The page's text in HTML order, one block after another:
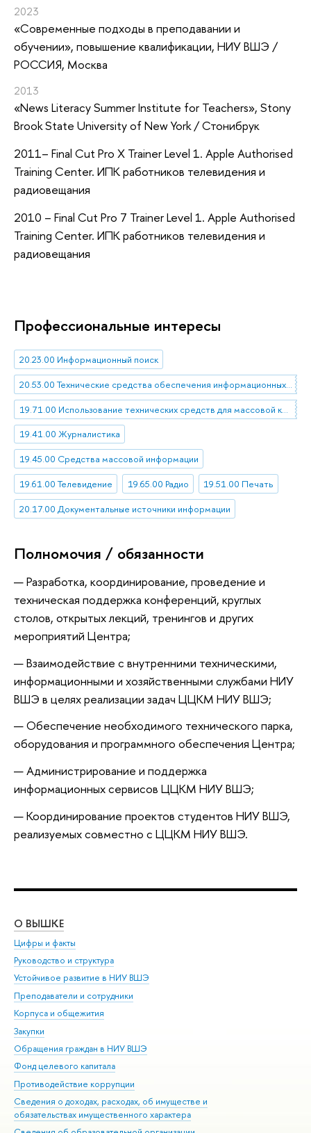
2023
«Современные подходы в преподавании и
обучении», повышение квалификации, НИУ ВШЭ /
РОССИЯ, Москва
2013
«News Literacy Summer Institute for Teachers», Stony
Brook State University of New York / Стонибрук
2011– Final Cut Pro X Trainer Level 1. Apple Authorised
Training Center. ИПК работников телевидения и
радиовещания
2010 – Final Cut Pro 7 Trainer Level 1. Apple Authorised
Training Center. ИПК работников телевидения и
радиовещания
Профессиональные интересы
20.23.00 Информационный поиск
20.53.00 Технические средства обеспечения информационных процессов
19.71.00 Использование технических средств для массовой коммуникации
19.41.00 Журналистика
19.45.00 Средства массовой информации
19.61.00 Телевидение
19.65.00 Радио
19.51.00 Печать
20.17.00 Документальные источники информации
Полномочия / обязанности
Разработка, координирование, проведение и
техническая поддержка конференций, круглых
столов, открытых лекций, тренингов и других
мероприятий Центра;
Взаимодействие с внутренними техническими,
информационными и хозяйственными службами НИУ
ВШЭ в целях реализации задач ЦЦКМ НИУ ВШЭ;
Обеспечение необходимого технического парка,
оборудования и программного обеспечения Центра;
Администрирование и поддержка
информационных сервисов ЦЦКМ НИУ ВШЭ;
Координирование проектов студентов НИУ ВШЭ,
реализуемых совместно с ЦЦКМ НИУ ВШЭ.
О ВЫШКЕ
Цифры и факты
Руководство и структура
Устойчивое развитие в НИУ ВШЭ
Преподаватели и сотрудники
Корпуса и общежития
Закупки
Обращения граждан в НИУ ВШЭ
Фонд целевого капитала
Противодействие коррупции
Сведения о доходах, расходах, об имуществе и
обязательствах имущественного характера